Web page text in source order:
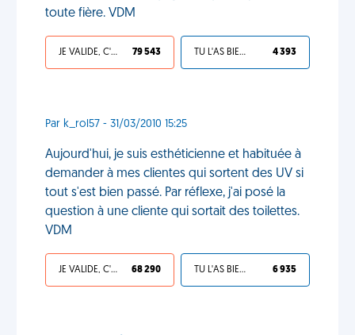
toute fière. VDM
JE VALIDE, C'EST UNE VDM 79 543 TU L'AS BIEN MÉRITÉ 4 393
Par k_rol57 - 31/03/2010 15:25
Aujourd'hui, je suis esthéticienne et habituée à
demander à mes clientes qui sortent des UV si
tout s'est bien passé. Par réflexe, j'ai posé la
question à une cliente qui sortait des toilettes.
VDM
JE VALIDE, C'EST UNE VDM 68 290 TU L'AS BIEN MÉRITÉ 6 935